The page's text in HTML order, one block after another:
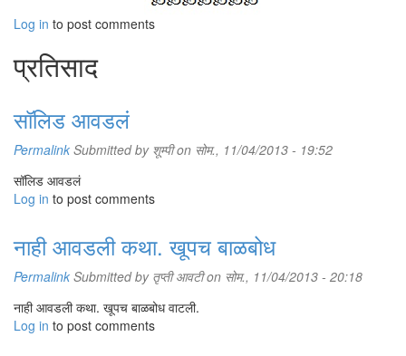
Log in to post comments
प्रतिसाद
सॉलिड आवडलं
Permalink Submitted by शूम्पीon सोम., 11/04/2013 - 19:52
सॉलिड आवडलं
Log in to post comments
नाही आवडली कथा. खूपच बाळबोध
Permalink Submitted by तृप्ती आवटीon सोम., 11/04/2013 - 20:18
नाही आवडली कथा. खूपच बाळबोध वाटली.
Log in to post comments